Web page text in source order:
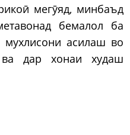
мегӯяд, минбаъд
бемалол ба
мухлисони асилаш во
ва дар хонаи худаш